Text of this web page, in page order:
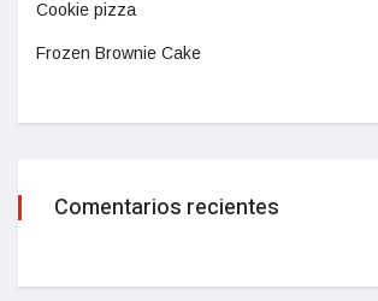
Cookie pizza
Frozen Brownie Cake
Comentarios recientes